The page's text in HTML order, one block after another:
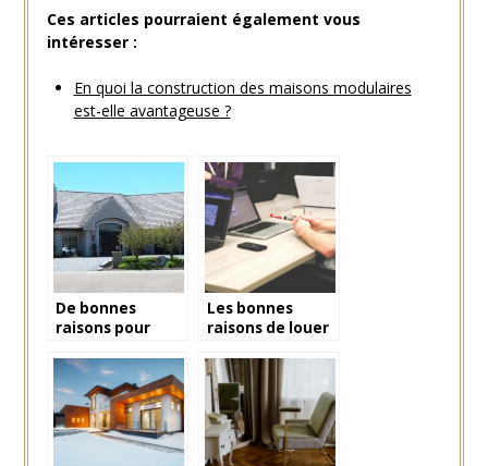
Ces articles pourraient également vous
intéresser :
En quoi la construction des maisons modulaires
est-elle avantageuse ?
De bonnes
raisons pour
estimation
immobiliere
Les bonnes
raisons de louer
bureau partage